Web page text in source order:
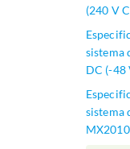
(240 V
sistema
DC (-48
sistema